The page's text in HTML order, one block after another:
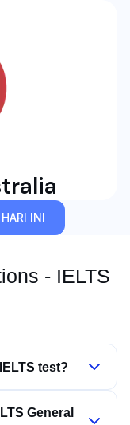
INI
- IELTS
test?
across
General